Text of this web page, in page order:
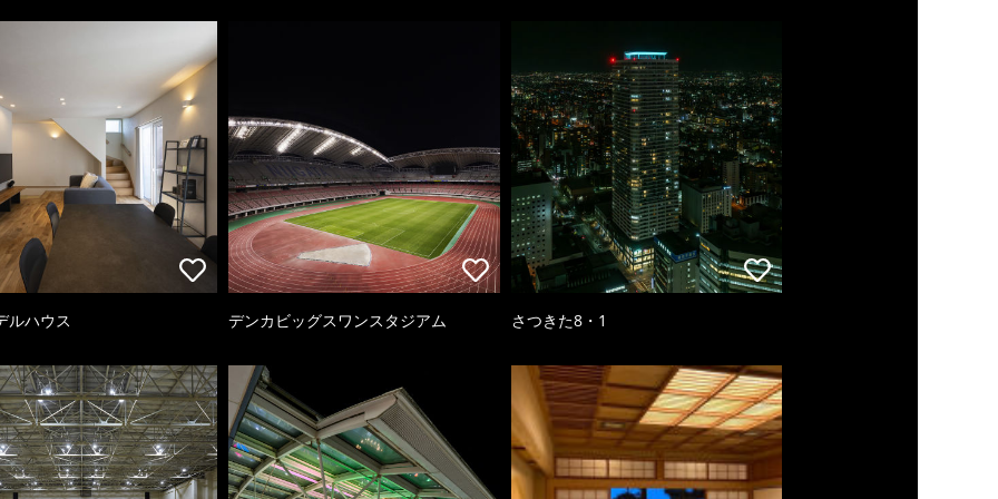
ルハウス デンカビッグスワンスタジアム さつきた8・1